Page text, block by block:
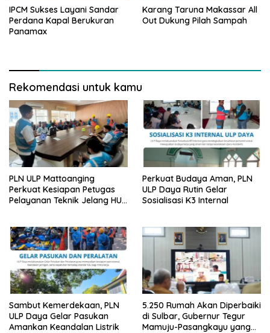
IPCM Sukses Layani Sandar
Perdana Kapal Berukuran
Panamax
Karang Taruna Makassar All
Out Dukung Pilah Sampah
Rekomendasi untuk kamu
PLN ULP Mattoanging
Perkuat Kesiapan Petugas
Pelayanan Teknik Jelang HUT
Perkuat Budaya Aman, PLN
ULP Daya Rutin Gelar
Sosialisasi K3 Internal
Sambut Kemerdekaan, PLN
ULP Daya Gelar Pasukan
Amankan Keandalan Listrik
5.250 Rumah Akan Diperbaiki
di Sulbar, Gubernur Tegur
Mamuju-Pasangkayu yang